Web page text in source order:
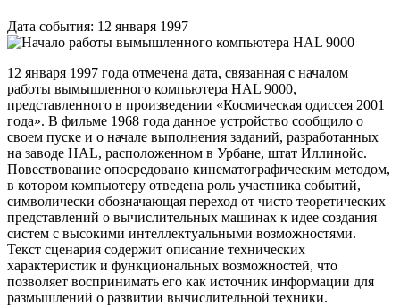
Дата события: 12 января 1997
12 января 1997 года отмечена дата, связанная с началом
работы вымышленного компьютера HAL 9000,
представленного в произведении «Космическая одиссея 2001
года». В фильме 1968 года данное устройство сообщило о
своем пуске и о начале выполнения заданий, разработанных
на заводе HAL, расположенном в Урбане, штат Иллинойс.
Повествование опосредовано кинематографическим методом,
в котором компьютеру отведена роль участника событий,
символически обозначающая переход от чисто теоретических
представлений о вычислительных машинах к идее создания
систем с высокими интеллектуальными возможностями.
Текст сценария содержит описание технических
характеристик и функциональных возможностей, что
позволяет воспринимать его как источник информации для
размышлений о развитии вычислительной техники.